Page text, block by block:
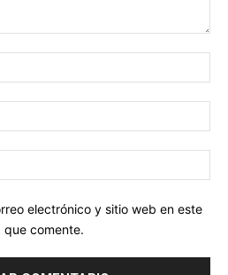
electrónico y sitio web en este
comente.